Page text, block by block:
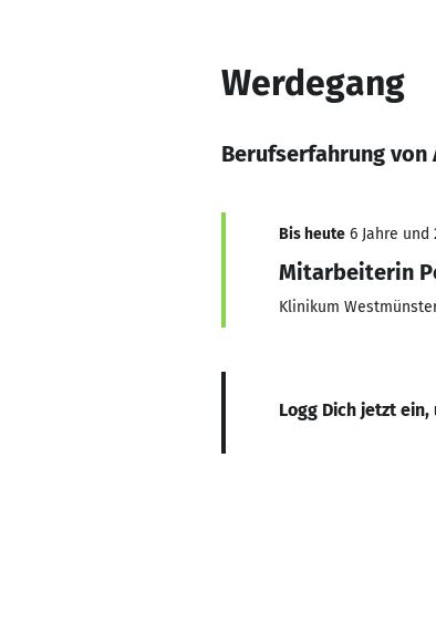
Werdegang
Berufserfahrung von
Bis heute 6 Jahre und
Mitarbeiterin
Klinikum
Logg Dich jetzt